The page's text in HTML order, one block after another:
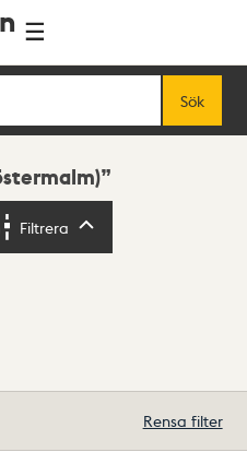
Sök
Filtrera
Rensa filter